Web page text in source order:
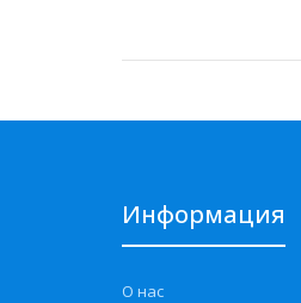
Информация
О нас